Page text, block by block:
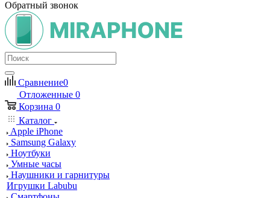
Обратный звонок
Сравнение0
Отложенные 0
Корзина 0
Каталог
Apple iPhone
Samsung Galaxy
Ноутбуки
Умные часы
Наушники и гарнитуры
Игрушки Labubu